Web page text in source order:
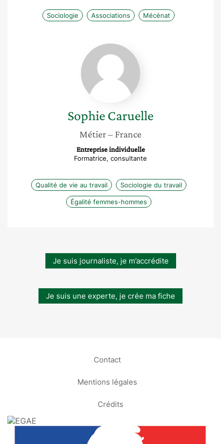
Sociologie Associations Mécénat
Sophie
Caruelle
SophieCaruelle
Métier– France
Entreprise individuelle
Formatrice, consultante
Qualité de vie au travail Sociologie du travail
Égalité femmes-hommes
Je suis journaliste, je m’accrédite
Je suis une experte, je crée ma fiche
Contact
Mentions légales
Crédits